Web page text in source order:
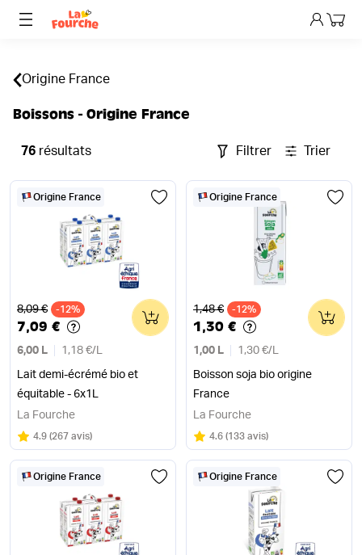
Mon
Origine France
Boissons - Origine France
76 résultats Filtrer Trier
Origine France
Ancien prix
8,09 € -12%
7,09 €
6,00 L 1,18 €/ L
Lait demi-écrémé bio et
équitable - 6x1L
0
La Fourche
Note
4.9 sur 5
(267 avis)
Origine France
Ancien prix
1,48 € -12%
1,30 €
1,00 L 1,30 €/ L
Boisson soja bio origine
France
0
La Fourche
Note
4.6 sur 5
(133 avis)
Origine France Origine France